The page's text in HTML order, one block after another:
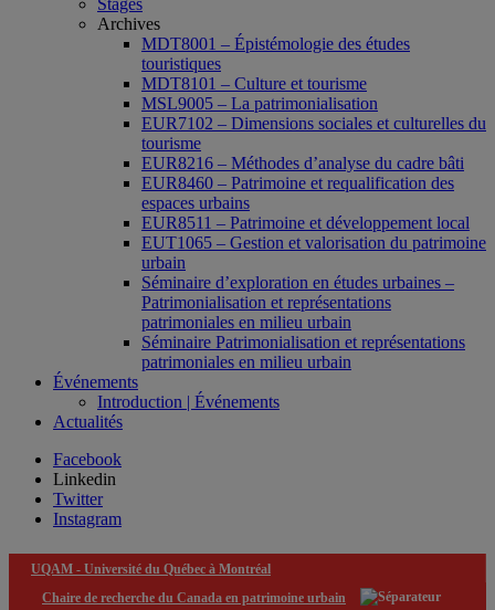
Stages
Archives
MDT8001 – Épistémologie des études
touristiques
MDT8101 – Culture et tourisme
MSL9005 – La patrimonialisation
EUR7102 – Dimensions sociales et culturelles du
tourisme
EUR8216 – Méthodes d’analyse du cadre bâti
EUR8460 – Patrimoine et requalification des
espaces urbains
EUR8511 – Patrimoine et développement local
EUT1065 – Gestion et valorisation du patrimoine
urbain
Séminaire d’exploration en études urbaines –
Patrimonialisation et représentations
patrimoniales en milieu urbain
Séminaire Patrimonialisation et représentations
patrimoniales en milieu urbain
Événements
Introduction | Événements
Actualités
Facebook
Linkedin
Twitter
Instagram
UQAM - Université du Québec à Montréal
Chaire de recherche du Canada en patrimoine urbain